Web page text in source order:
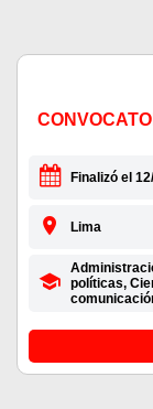
Finalizó el
Lima
políticas,